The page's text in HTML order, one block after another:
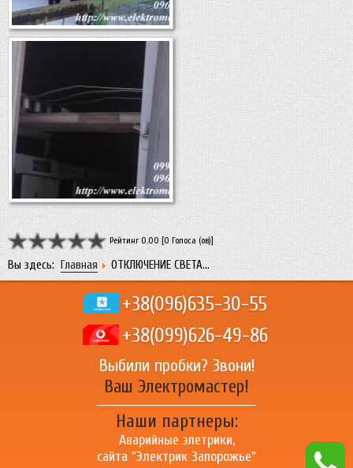
Рейтинг 0.00 [0 Голоса (ов)]
Вы здесь: Главная ОТКЛЮЧЕНИЕ СВЕТА…
+38(096)635-30-55
+38(099)626-49-86
Выбили пробки? Звони!
Ваш Электромастер!
Наши партнеры:
Аварийные элетрики,
сайта "Электрик Запорожье"